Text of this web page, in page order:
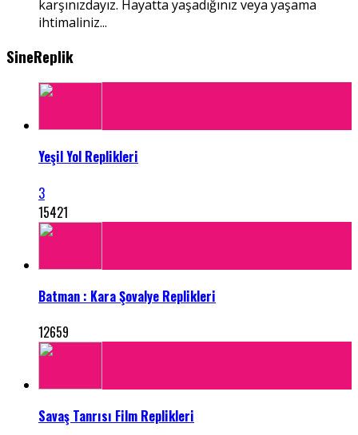
karşınızdayız. Hayatta yaşadığınız veya yaşama
ihtimaliniz...
SineReplik
Yeşil Yol Replikleri
3
15421
Batman : Kara Şovalye Replikleri
12659
Savaş Tanrısı Film Replikleri